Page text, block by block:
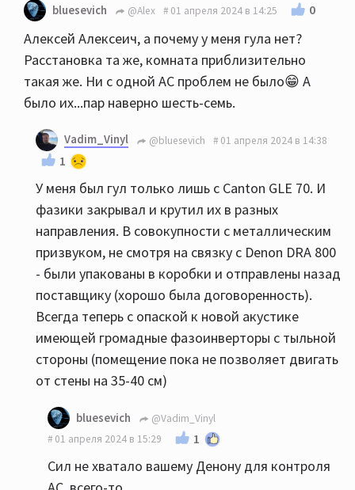
bluesevich @Alex 01 апреля 2024 в 14:25 0
Алексей Алексеич, а почему у меня гула нет?
Расстановка та же, комната приблизительно
такая же. Ни с одной АС проблем не было😁 А
было их...пар наверно шесть-семь.
Vadim_Vinyl @bluesevich 01 апреля 2024 в 14:38
1
У меня был гул только лишь с Canton GLE 70. И
фазики закрывал и крутил их в разных
направления. В совокупности с металлическим
призвуком, не смотря на связку с Denon DRA 800
- были упакованы в коробки и отправлены назад
поставщику (хорошо была договоренность).
Всегда теперь с опаской к новой акустике
имеющей громадные фазоинверторы с тыльной
стороны (помещение пока не позволяет двигать
от стены на 35-40 см)
bluesevich
@Vadim_Vinyl
01 апреля 2024 в 15:29
1
Сил не хватало вашему Денону для контроля